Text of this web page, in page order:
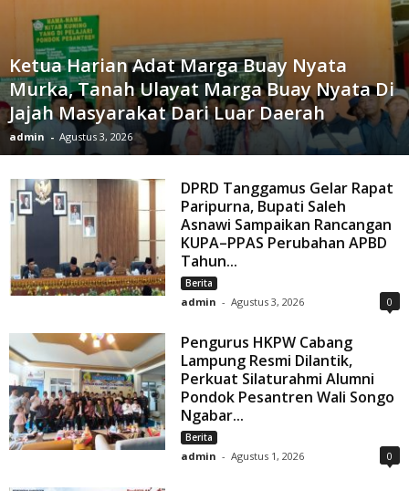
Ketua Harian Adat Marga Buay Nyata
Murka, Tanah Ulayat Marga Buay Nyata Di
Jajah Masyarakat Dari Luar Daerah
admin - Agustus 3, 2026
DPRD Tanggamus Gelar Rapat
Paripurna, Bupati Saleh
Asnawi Sampaikan Rancangan
KUPA–PPAS Perubahan APBD
Tahun...
Berita
admin - Agustus 3, 2026 0
Pengurus HKPW Cabang
Lampung Resmi Dilantik,
Perkuat Silaturahmi Alumni
Pondok Pesantren Wali Songo
Ngabar...
Berita
admin - Agustus 1, 2026 0